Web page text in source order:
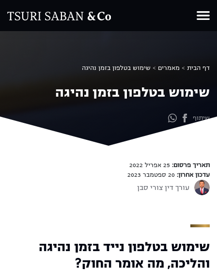
דף הבית > מאמרים > שימוש בטלפון בזמן נהיגה
שימוש בטלפון בזמן נהיגה
שיתוף
תאריך פרסום:
עדכון אחרון:
עורך דין צורי סבן
שימוש בטלפון נייד בזמן נהיגה
והליכה, מה אומר החוק?